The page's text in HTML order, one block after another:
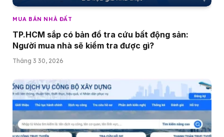
MUA BÁN NHÀ ĐẤT
TP.HCM sắp có bản đồ tra cứu bất động sản:
Người mua nhà sẽ kiểm tra được gì?
Tháng 3 30, 2026